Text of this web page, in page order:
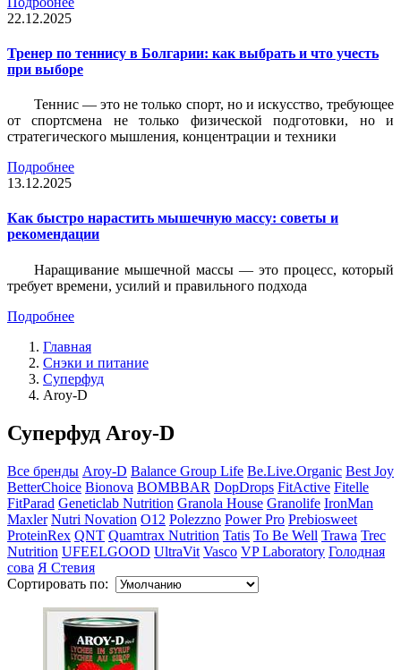
22.12.2025
Тренер по теннису в Болгарии: как выбрать и что учесть
при выборе
Теннис — это не только спорт, но и искусство, требующее
от спортсмена не только физической подготовки, но и
стратегического мышления, концентрации и техники
Подробнее
13.12.2025
Как быстро нарастить мышечную массу: советы и
рекомендации
Наращивание мышечной массы — это процесс, который
требует времени, усилий и правильного подхода
Подробнее
Главная
Снэки и питание
Суперфуд
Aroy-D
Суперфуд Aroy-D
Все бренды Aroy-D Balance Group Life Be.Live.Organic Best Joy
BetterChoice Bionova BOMBBAR DopDrops FitActive Fitelle
FitParad Geneticlab Nutrition Granola House Granolife IronMan
Maxler Nutri Novation O12 Polezzno Power Pro Prebiosweet
ProteinRex QNT Quamtrax Nutrition Tatis To Be Well Trawa Trec
Nutrition UFEELGOOD UltraVit Vasco VP Laboratory Голодная
сова Я Стевия
Сортировать по: